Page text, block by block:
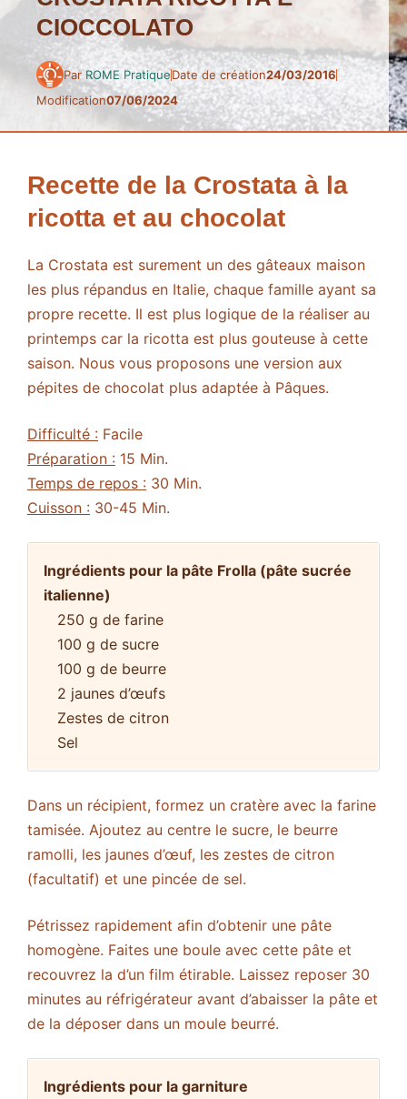
CIOCCOLATO
Par ROME PratiqueDate de création24/03/2016
Modification07/06/2024
Recette de la Crostata à la
ricotta et au chocolat
La Crostata est surement un des gâteaux maison
les plus répandus en Italie, chaque famille ayant sa
propre recette. Il est plus logique de la réaliser au
printemps car la ricotta est plus gouteuse à cette
saison. Nous vous proposons une version aux
pépites de chocolat plus adaptée à Pâques.
Difficulté : Facile
Préparation : 15 Min.
Temps de repos : 30 Min.
Cuisson : 30-45 Min.
Ingrédients pour la pâte Frolla (pâte sucrée
italienne)
250 g de farine
100 g de sucre
100 g de beurre
2 jaunes d’œufs
Zestes de citron
Sel
Dans un récipient, formez un cratère avec la farine
tamisée. Ajoutez au centre le sucre, le beurre
ramolli, les jaunes d’œuf, les zestes de citron
(facultatif) et une pincée de sel.
Pétrissez rapidement afin d’obtenir une pâte
homogène. Faites une boule avec cette pâte et
recouvrez la d’un film étirable. Laissez reposer 30
minutes au réfrigérateur avant d’abaisser la pâte et
de la déposer dans un moule beurré.
Ingrédients pour la garniture